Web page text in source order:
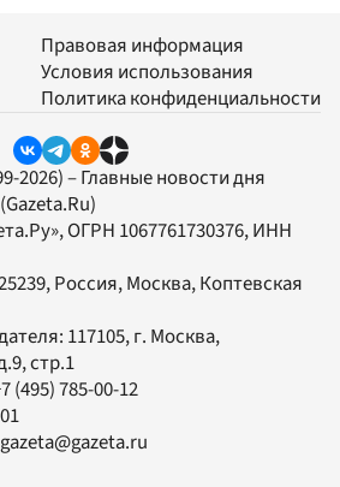
Правовая информация
Условия использования
Политика конфиденциальности
2026) – Главные новости дня
(Gazeta.Ru)
, ОГРН 1067761730376, ИНН
Россия, Москва, Коптевская
117105, г. Москва,
стр.1
(495) 785-00-12
gazeta@gazeta.ru